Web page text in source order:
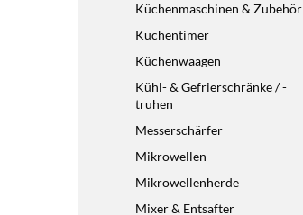
Küchenmaschinen & Zubehör
Küchentimer
Küchenwaagen
Kühl- & Gefrierschränke / -
truhen
Messerschärfer
Mikrowellen
Mikrowellenherde
Mixer & Entsafter